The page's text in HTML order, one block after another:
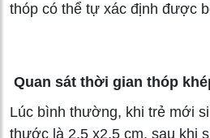
thóp có thể tự xác định được
Quan sát thời gian thóp
Lúc bình thường, khi trẻ mới
thước là 2,5 x2,5 cm, sau khi